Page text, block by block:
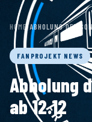
HOME›ABHOLUNG DER
FANPROJEKT NEWS
Abholung
ab 12.12